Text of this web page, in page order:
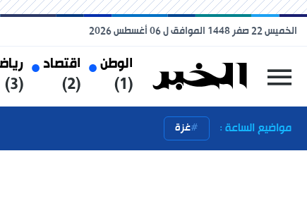
الوطن
(1)
اقتصاد
(2)
(3)
الخميس 22 صفر 1448 الموافق ل 06 أغسطس 2026
مواضيع الساعة : غزة